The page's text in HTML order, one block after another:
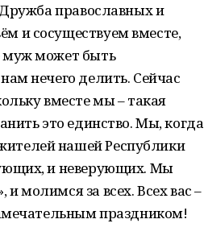
православных и
и сосуществуем вместе,
муж может быть
нечего делить. Сейчас
вместе мы – такая
это единство. Мы, когда
нашей Республики
и неверующих. Мы
молимся за всех. Всех вас –
праздником!